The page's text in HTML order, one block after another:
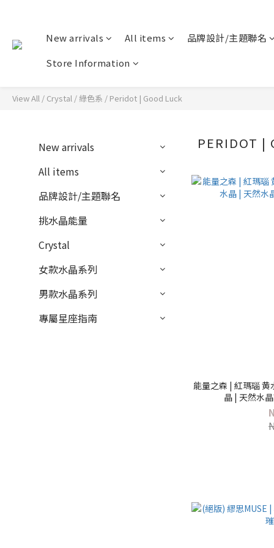
New arrivals All items 品牌設計/主題聯名
Store Information
View All / Crystal / 綠色系 / Peridot | Good Luck
New arrivals
All items
品牌設計/主題聯名
挑水晶能量
Crystal
女款水晶系列
男款水晶系列
專屬星座指南
PERIDOT |
能量之森 | 紅瑪瑙 黄
晶 | 天然水